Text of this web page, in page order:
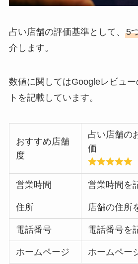
占い店舗の評価基準として、 5
介します。
数値に関してはGoogleレビュ
トを記載しています。
おすすめ店舗
度
占い店舗の
価
営業時間 営業時間を
住所 店舗の住所
電話番号 電話番号を
ホームページ ホームペー